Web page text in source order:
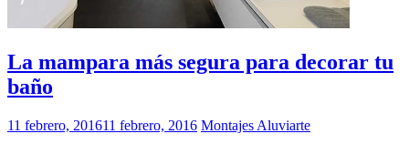
La mampara más segura para decorar tu
baño
11 febrero, 201611 febrero, 2016 Montajes Aluviarte